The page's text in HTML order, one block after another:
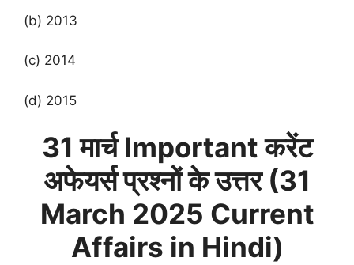
(b) 2013
(c) 2014
(d) 2015
31 मार्च Important करेंट
अफेयर्स प्रश्नों के उत्तर (31
March 2025 Current
Affairs in Hindi)